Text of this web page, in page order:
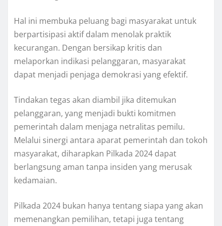
Hal ini membuka peluang bagi masyarakat untuk
berpartisipasi aktif dalam menolak praktik
kecurangan. Dengan bersikap kritis dan
melaporkan indikasi pelanggaran, masyarakat
dapat menjadi penjaga demokrasi yang efektif.
Tindakan tegas akan diambil jika ditemukan
pelanggaran, yang menjadi bukti komitmen
pemerintah dalam menjaga netralitas pemilu.
Melalui sinergi antara aparat pemerintah dan tokoh
masyarakat, diharapkan Pilkada 2024 dapat
berlangsung aman tanpa insiden yang merusak
kedamaian.
Pilkada 2024 bukan hanya tentang siapa yang akan
memenangkan pemilihan, tetapi juga tentang